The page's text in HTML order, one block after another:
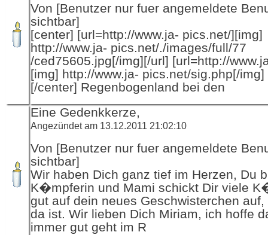
Von [Benutzer nur fuer angemeldete
sichtbar]
[center] [url=http://www.ja- pics.net/][img]
http://www.ja- pics.net/./images/full/77
/ced75605.jpg[/img][/url] [url=http://
[img] http://www.ja- pics.net/sig.php[/img]
[/center] Regenbogenland bei den
Eine Gedenkkerze,
Angezündet am 13.12.2011 21:02:10
Von [Benutzer nur fuer angemeldete
sichtbar]
Wir haben Dich ganz tief im Herzen, Du
K�mpferin und Mami schickt Dir viele
gut auf dein neues Geschwisterchen auf,
da ist. Wir lieben Dich Miriam, ich hoffe
immer gut geht im R